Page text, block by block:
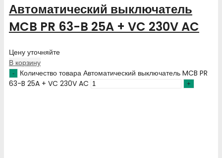
Автоматический выключатель
MCB PR 63-B 25A + VC 230V AC
Цену уточняйте
В корзину
Количество товара Автоматический выключатель MCB PR
63-B 25A + VC 230V AC